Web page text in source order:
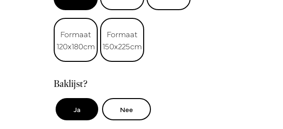
Formaat
120x180cm
Formaat
150x225cm
Baklijst?
Ja Nee